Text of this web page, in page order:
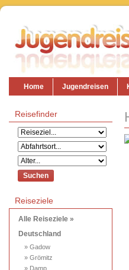
Home Jugendreisen
Reisefinder
Reiseziele
Alle Reiseziele »
Deutschland
» Gadow
» Grömitz
» Damp